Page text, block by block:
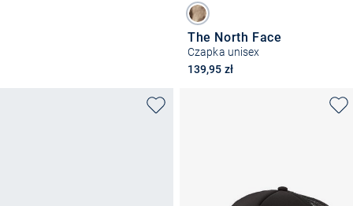
The North Face
Czapka unisex
139,95 zł